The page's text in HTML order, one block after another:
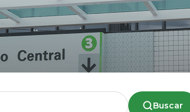
Buscar